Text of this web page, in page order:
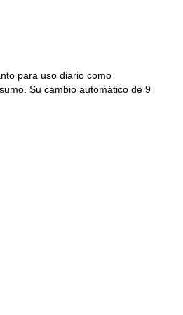
para uso diario como
Su cambio automático de 9